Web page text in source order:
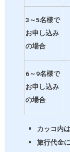
3～5名様で
お申し込み
の場合
6～9名様で
お申し込み
の場合
カッコ内
旅行代金